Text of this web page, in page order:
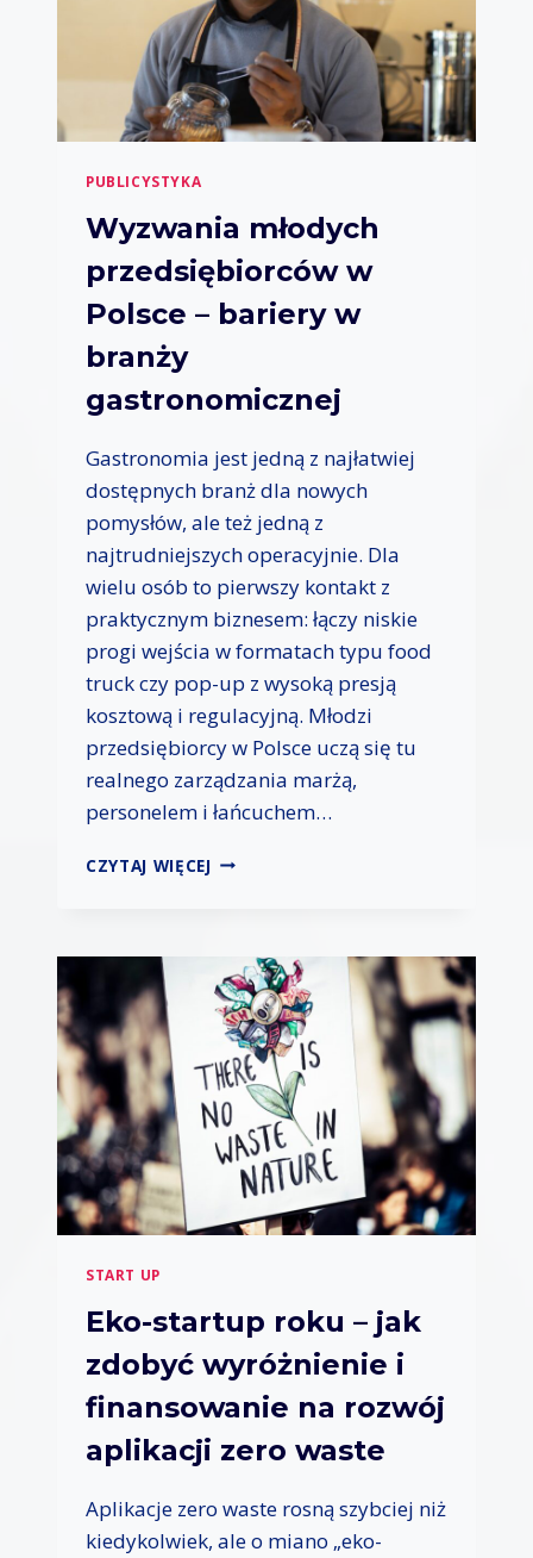
PUBLICYSTYKA
Wyzwania młodych
przedsiębiorców w
Polsce – bariery w
branży
gastronomicznej
Gastronomia jest jedną z najłatwiej
dostępnych branż dla nowych
pomysłów, ale też jedną z
najtrudniejszych operacyjnie. Dla
wielu osób to pierwszy kontakt z
praktycznym biznesem: łączy niskie
progi wejścia w formatach typu food
truck czy pop-up z wysoką presją
kosztową i regulacyjną. Młodzi
przedsiębiorcy w Polsce uczą się tu
realnego zarządzania marżą,
personelem i łańcuchem…
CZYTAJ WIĘCEJ W
N
I
M
Ł
O
D
Y
P
E
D
S
Ę
B
R
C
START UP
Eko-startup roku – jak
zdobyć wyróżnienie i
finansowanie na rozwój
aplikacji zero waste
Aplikacje zero waste rosną szybciej niż
kiedykolwiek, ale o miano „eko-